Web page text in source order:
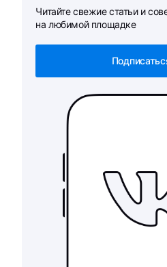
Читайте свежие статьи и
на любимой площадке